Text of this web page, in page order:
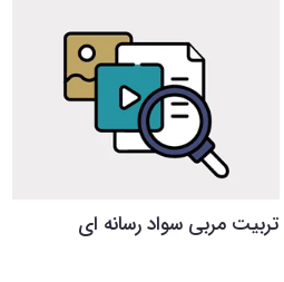
تربیت مربی سواد رسانه‌ ای